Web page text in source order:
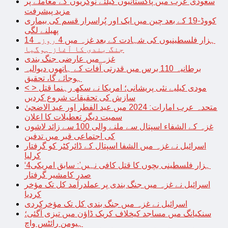
مزید پیشرفت
کووڈ-19 کے بعد چین میں ایک اور پُراسرار قسم کی بیماری
پھیلنے لگی
14 ہزار فلسطینیوں کی شہادت کے بعد غزہ میں 4 روزہ
جنگ بندی کا آغاز ہوگیا
غزہ میں عارضی جنگ بندی
برطانیہ 110 برس میں قدرتی آفات کے ہاتھوں دیوالیہ
ہوجائے گا، تحقیق
< > مودی کیلیے نئی پریشانی؛ امریکا نے سکھ رہنما قتل
سازش کی تحقیقات شروع کردیں
متحدہ عرب امارات: 2024 میں عید الفطر اور عید الاضحیٰ
سمیت دیگر تعطیلات کا اعلان
غزہ کے الشفاء اسپتال سے ملنے والی 100 سے زائد لاشوں
کی اجتماعی قبر میں تدفین
اسرائیل نے غزہ میں الشفا اسپتال کے ڈائرکٹر کو گرفتار
کرلیا
‘4ہزار فلسطینی بچوں کا قتل کافی نہیں’: سابق امریکی
صدر کامشیر گرفتار
اسرائیل نے غزہ میں جنگ بندی پر عملدرآمد کل تک مؤخر
کردیا
اسرائیل نے غزہ میں جنگ بندی کل تک مؤخرکردی
سنکیانگ میں مساجد کیخلاف کریک ڈاؤن میں تیزی آگئی؛
ہیومن رائٹس واچ